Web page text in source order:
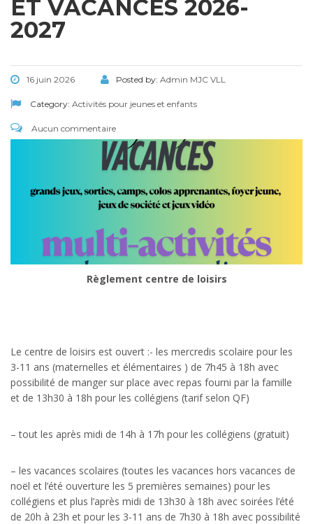
ET VACANCES 2026-
2027
16 juin 2026 Posted by: Admin MJC VLL
Category: Activités pour jeunes et enfants
Aucun commentaire
Règlement centre de loisirs
Le centre de loisirs est ouvert :- les mercredis scolaire pour les
3-11 ans (maternelles et élémentaires ) de 7h45 à 18h avec
possibilité de manger sur place avec repas fourni par la famille
et de 13h30 à 18h pour les collégiens (tarif selon QF)
– tout les après midi de 14h à 17h pour les collégiens (gratuit)
– les vacances scolaires (toutes les vacances hors vacances de
noël et l’été ouverture les 5 premières semaines) pour les
collégiens et plus l’après midi de 13h30 à 18h avec soirées l’été
de 20h à 23h et pour les 3-11 ans de 7h30 à 18h avec possibilité